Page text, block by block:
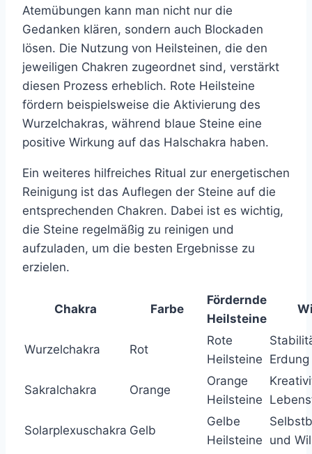
Atemübungen kann man nicht nur die
Gedanken klären, sondern auch Blockaden
lösen. Die Nutzung von Heilsteinen, die den
jeweiligen Chakren zugeordnet sind, verstärkt
diesen Prozess erheblich. Rote Heilsteine
fördern beispielsweise die Aktivierung des
Wurzelchakras, während blaue Steine eine
positive Wirkung auf das Halschakra haben.
Ein weiteres hilfreiches Ritual zur energetischen
Reinigung ist das Auflegen der Steine auf die
entsprechenden Chakren. Dabei ist es wichtig,
die Steine regelmäßig zu reinigen und
aufzuladen, um die besten Ergebnisse zu
erzielen.
Chakra Farbe
Fördernde
Heilsteine
Wurzelchakra Rot
Rote
Heilsteine Erdung
Sakralchakra Orange
Orange
Heilsteine
Solarplexuschakra Gelb
Gelbe
Heilsteine und